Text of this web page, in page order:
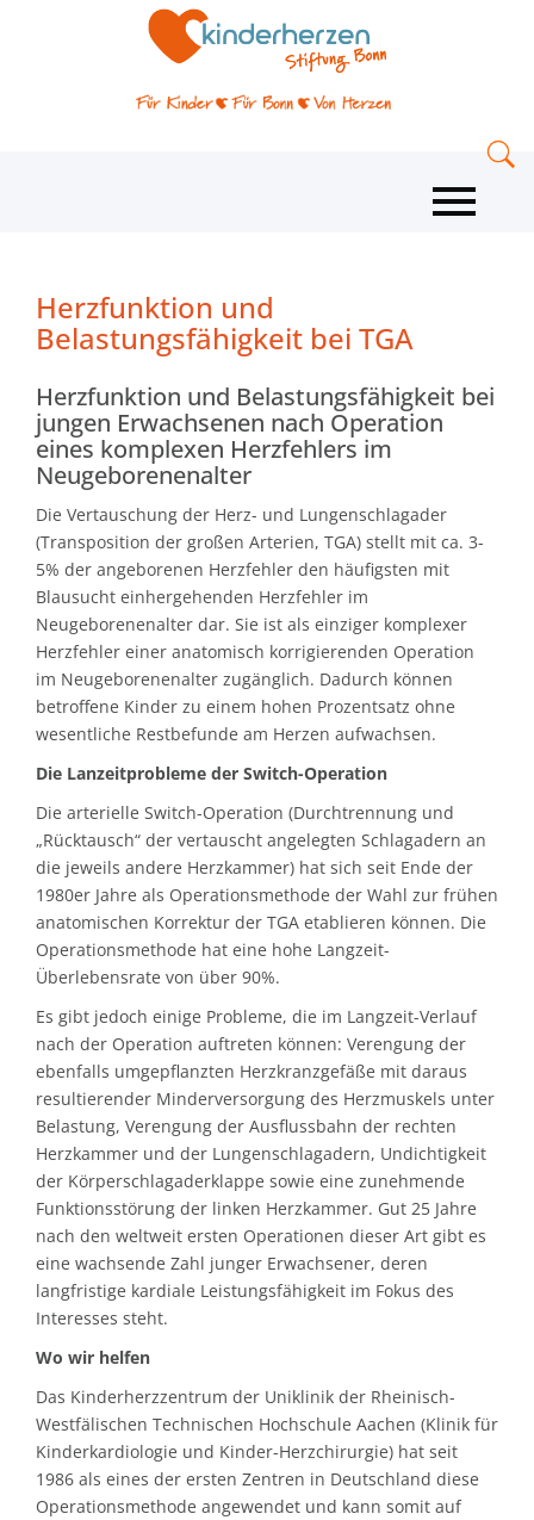
Herzfunktion und
Belastungsfähigkeit bei TGA
Herzfunktion und Belastungsfähigkeit bei
jungen Erwachsenen nach Operation
eines komplexen Herzfehlers im
Neugeborenenalter
Die Vertauschung der Herz- und Lungenschlagader
(Transposition der großen Arterien, TGA) stellt mit ca. 3-
5% der angeborenen Herzfehler den häufigsten mit
Blausucht einhergehenden Herzfehler im
Neugeborenenalter dar. Sie ist als einziger komplexer
Herzfehler einer anatomisch korrigierenden Operation
im Neugeborenenalter zugänglich. Dadurch können
betroffene Kinder zu einem hohen Prozentsatz ohne
wesentliche Restbefunde am Herzen aufwachsen.
Die Lanzeitprobleme der Switch-Operation
Die arterielle Switch-Operation (Durchtrennung und
„Rücktausch“ der vertauscht angelegten Schlagadern an
die jeweils andere Herzkammer) hat sich seit Ende der
1980er Jahre als Operationsmethode der Wahl zur frühen
anatomischen Korrektur der TGA etablieren können. Die
Operationsmethode hat eine hohe Langzeit-
Überlebensrate von über 90%.
Es gibt jedoch einige Probleme, die im Langzeit-Verlauf
nach der Operation auftreten können: Verengung der
ebenfalls umgepflanzten Herzkranzgefäße mit daraus
resultierender Minderversorgung des Herzmuskels unter
Belastung, Verengung der Ausflussbahn der rechten
Herzkammer und der Lungenschlagadern, Undichtigkeit
der Körperschlagaderklappe sowie eine zunehmende
Funktionsstörung der linken Herzkammer. Gut 25 Jahre
nach den weltweit ersten Operationen dieser Art gibt es
eine wachsende Zahl junger Erwachsener, deren
langfristige kardiale Leistungsfähigkeit im Fokus des
Interesses steht.
Wo wir helfen
Das Kinderherzzentrum der Uniklinik der Rheinisch-
Westfälischen Technischen Hochschule Aachen (Klinik für
Kinderkardiologie und Kinder-Herzchirurgie) hat seit
1986 als eines der ersten Zentren in Deutschland diese
Operationsmethode angewendet und kann somit auf